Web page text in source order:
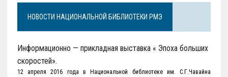
НОВОСТИ НАЦИОНАЛЬНОЙ БИБЛИОТЕКИ РМЭ
Информационно — прикладная выставка « Эпоха больших
скоростей».
12 апреля 2016 года в Национальной библиотеке им. С.Г.Чавайна